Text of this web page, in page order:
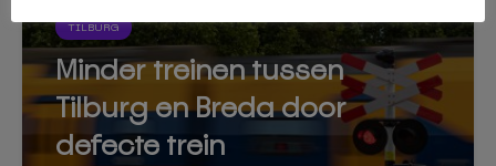
TILBURG
Minder treinen tussen
Tilburg en Breda door
defecte trein